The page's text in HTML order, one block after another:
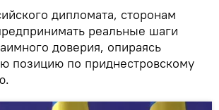
дипломата, сторонам
реальные шаги
доверия, опираясь
позицию по приднестровскому